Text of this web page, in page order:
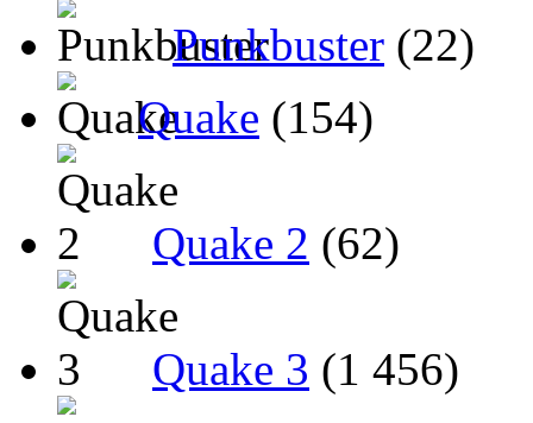
Punkbuster (22)
Quake (154)
Quake 2 (62)
Quake 3 (1 456)